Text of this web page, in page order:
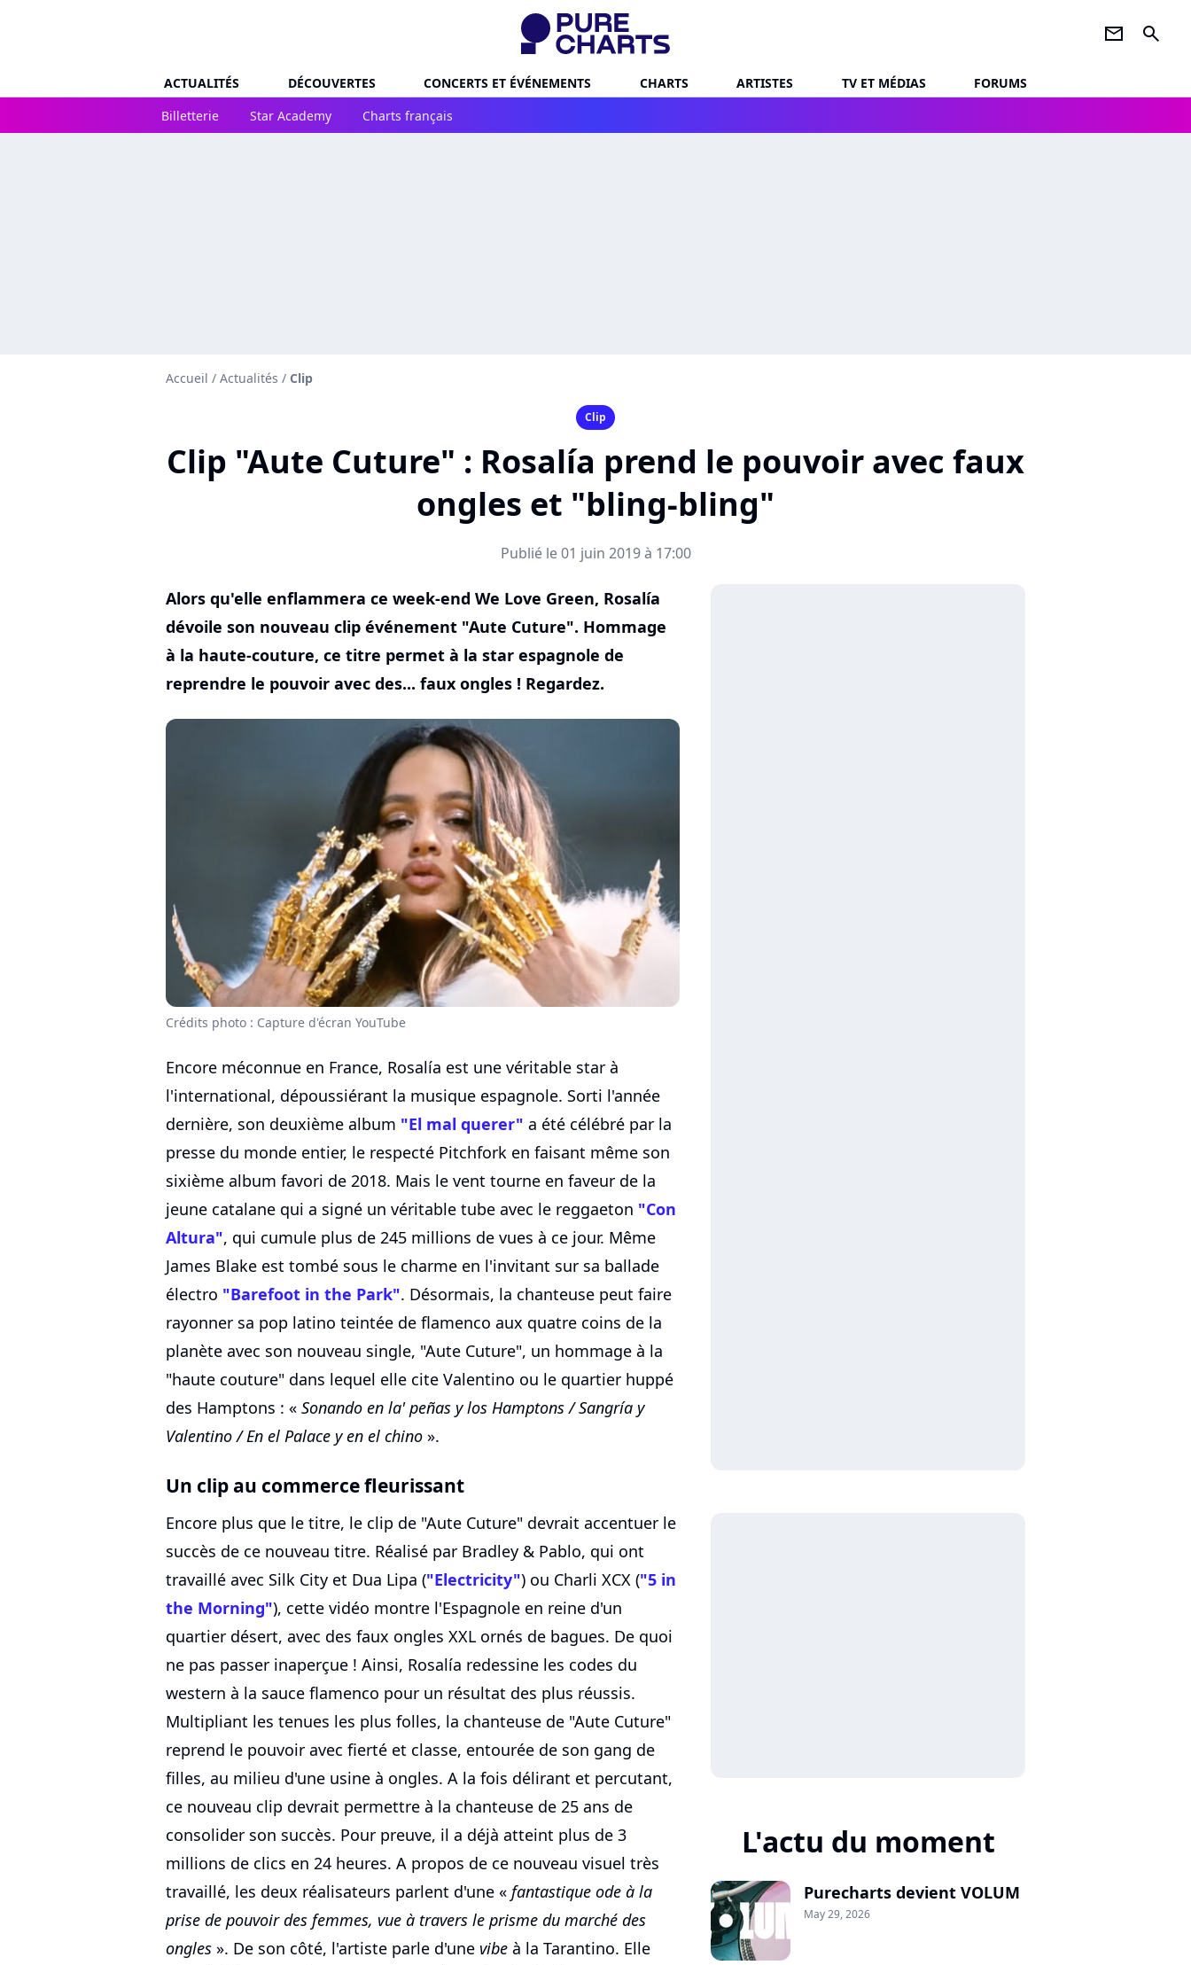
newsletter search
ACTUALITÉS DÉCOUVERTES CONCERTS ET ÉVÉNEMENTS CHARTS ARTISTES TV ET MÉDIAS
FORUMS
Billetterie
Star Academy Charts français
Accueil / Actualités / Clip
Clip
Clip "Aute Cuture" : Rosalía prend le pouvoir avec faux
ongles et "bling-bling"
Publié le 01 juin 2019 à 17:00
Alors qu'elle enflammera ce week-end We Love Green, Rosalía
dévoile son nouveau clip événement "Aute Cuture". Hommage
à la haute-couture, ce titre permet à la star espagnole de
reprendre le pouvoir avec des... faux ongles ! Regardez.
Crédits photo : Capture d'écran YouTube
Encore méconnue en France, Rosalía est une véritable star à
l'international, dépoussiérant la musique espagnole. Sorti l'année
dernière, son deuxième album "El mal querer" a été célébré par la
presse du monde entier, le respecté Pitchfork en faisant même son
sixième album favori de 2018. Mais le vent tourne en faveur de la
jeune catalane qui a signé un véritable tube avec le reggaeton "Con
Altura", qui cumule plus de 245 millions de vues à ce jour. Même
James Blake est tombé sous le charme en l'invitant sur sa ballade
électro "Barefoot in the Park". Désormais, la chanteuse peut faire
rayonner sa pop latino teintée de flamenco aux quatre coins de la
planète avec son nouveau single, "Aute Cuture", un hommage à la
"haute couture" dans lequel elle cite Valentino ou le quartier huppé
des Hamptons : « Sonando en la' peñas y los Hamptons / Sangría y
Valentino / En el Palace y en el chino ».
Un clip au commerce fleurissant
Encore plus que le titre, le clip de "Aute Cuture" devrait accentuer le
succès de ce nouveau titre. Réalisé par Bradley & Pablo, qui ont
travaillé avec Silk City et Dua Lipa ("Electricity") ou Charli XCX ("5 in
the Morning"), cette vidéo montre l'Espagnole en reine d'un
quartier désert, avec des faux ongles XXL ornés de bagues. De quoi
ne pas passer inaperçue ! Ainsi, Rosalía redessine les codes du
western à la sauce flamenco pour un résultat des plus réussis.
Multipliant les tenues les plus folles, la chanteuse de "Aute Cuture"
reprend le pouvoir avec fierté et classe, entourée de son gang de
filles, au milieu d'une usine à ongles. A la fois délirant et percutant,
ce nouveau clip devrait permettre à la chanteuse de 25 ans de
consolider son succès. Pour preuve, il a déjà atteint plus de 3
millions de clics en 24 heures. A propos de ce nouveau visuel très
travaillé, les deux réalisateurs parlent d'une « fantastique ode à la
prise de pouvoir des femmes, vue à travers le prisme du marché des
ongles ». De son côté, l'artiste parle d'une vibe à la Tarantino. Elle
L'actu du moment
Purecharts devient VOLUM
May 29, 2026